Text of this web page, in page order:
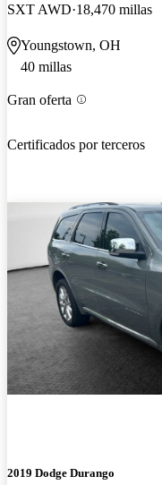
SXT AWD 18,470 millas
Youngstown, OH
40 millas
Gran oferta
Certificados por terceros
2019 Dodge Durango